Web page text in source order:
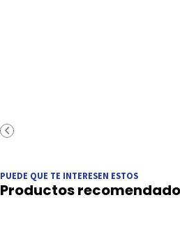
PUEDE QUE TE INTERESEN ESTOS
Productos